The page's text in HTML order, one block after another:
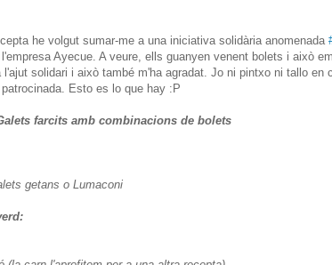
he volgut sumar-me a una iniciativa solidària anomenada
Ayecue. A veure, ells guanyen venent bolets i això
l'ajut solidari i això també m'ha agradat. Jo ni pintxo ni tallo en
Esto es lo que hay :P
farcits amb combinacions de bolets
getans o Lumaconi